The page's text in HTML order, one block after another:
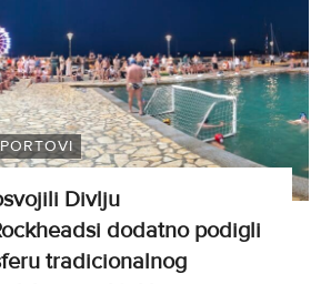
Divlju
dodatno podigli
tradicionalnog